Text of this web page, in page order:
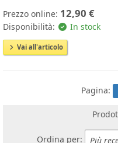
Prezzo online: 12,90 €
Disponibilità: In stock
Vai all'articolo
Pagina:
Ordina per: